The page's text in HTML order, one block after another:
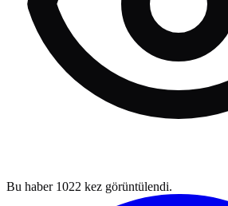
Bu haber 1022 kez görüntülendi.